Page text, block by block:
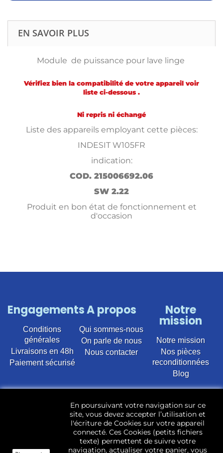
EN SAVOIR PLUS
Module de puissance pour lave linge
Vérifiez bien la compatibilité de votre appareil voir
liste ci-dessous .
Ni repris ni échangé
Liste des appareils employant cette pièces:
INDESIT W105FR
indication:
COD. 215006692.06
SW 2.22
Produit en bon état de fonctionnement et
d'occasion
Engagements
Conditions
générales
Livraisons en 48h
Paiement sécurisé
A propos
Qui sommes-nous
On parle de nous
Nous contacter
Notre
mission
Notre mission
Nos pièces
reconditionnées
Blog
d’occasion pour toutes marques et modèles. Plus de
22 400 références (Lave-linge, Sèche-linge, Lave-
vaisselle, Micro-ondes, Fours, Cuisinières, Plaques de
cuisson, Réfrigérateurs, Congélateurs, aspirateurs,
Télévisions, LCD, Plasma, Téléviseur.)
En poursuivant votre navigation sur ce
site, vous devez accepter l’utilisation et
l'écriture de Cookies sur votre appareil
connecté. Ces Cookies (petits fichiers
texte) permettent de suivre votre
navigation, actualiser votre panier, vous